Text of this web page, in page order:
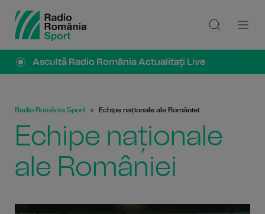
Ascultă Radio România Actualitaţi Live
Radio România Sport Echipe naționale ale României
Echipe naționale
ale României